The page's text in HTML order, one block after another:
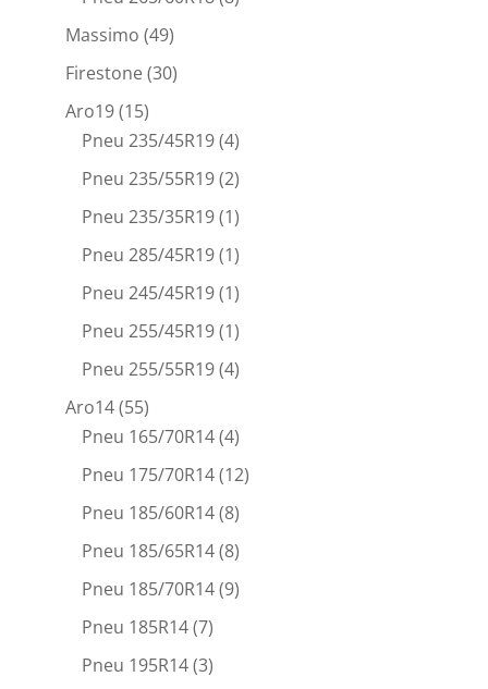
Massimo (49)
Firestone(30)
Aro19(15)
Pneu 235/45R19(4)
Pneu 235/55R19(2)
Pneu 235/35R19(1)
Pneu 285/45R19(1)
Pneu 245/45R19(1)
Pneu 255/45R19(1)
Pneu 255/55R19(4)
Aro14(55)
Pneu 165/70R14(4)
Pneu 175/70R14(12)
Pneu 185/60R14(8)
Pneu 185/65R14(8)
Pneu 185/70R14(9)
Pneu 185R14(7)
Pneu 195R14(3)